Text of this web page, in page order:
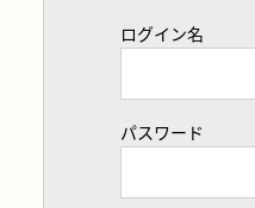
ログイン名
パスワード